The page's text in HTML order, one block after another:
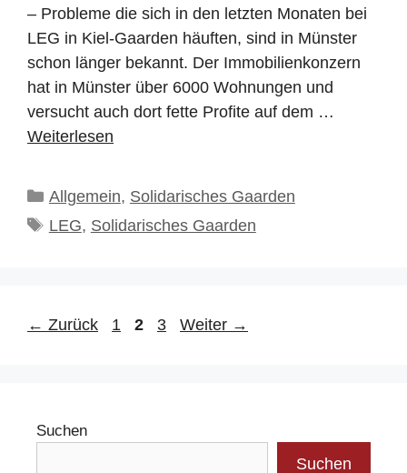
– Probleme die sich in den letzten Monaten bei
LEG in Kiel-Gaarden häuften, sind in Münster
schon länger bekannt. Der Immobilienkonzern
hat in Münster über 6000 Wohnungen und
versucht auch dort fette Profite auf dem …
Weiterlesen
Kategorien
Allgemein, Solidarisches Gaarden
Schlagwörter
LEG, Solidarisches Gaarden
← Zurück Seite
1 Seite
2 Seite
3 Weiter →
Suchen
Suchen